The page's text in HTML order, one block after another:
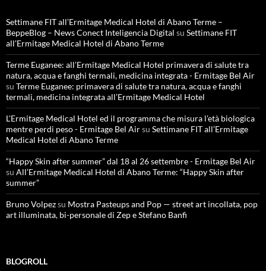
Settimane FIT all’Ermitage Medical Hotel di Abano Terme –
BeppeBlog – News Conect Inteligencia Digital su Settimane FIT
all’Ermitage Medical Hotel di Abano Terme
Terme Euganee: all’Ermitage Medical Hotel primavera di salute tra
natura, acqua e fanghi termali, medicina integrata - Ermitage Bel Air
su Terme Euganee: primavera di salute tra natura, acqua e fanghi
termali, medicina integrata all’Ermitage Medical Hotel
L'Ermitage Medical Hotel ed il programma che misura l’età biologica
mentre perdi peso - Ermitage Bel Airsu Settimane FIT all’Ermitage
Medical Hotel di Abano Terme
“Happy Skin after summer” dal 18 al 26 settembre - Ermitage Bel Air
su All’Ermitage Medical Hotel di Abano Terme: “Happy Skin after
summer”
Bruno Volpezsu Mostra Pasteups and Pop — street art incollata, pop
art illuminata, bi-personale di Zep e Stefano Banfi
BLOGROLL